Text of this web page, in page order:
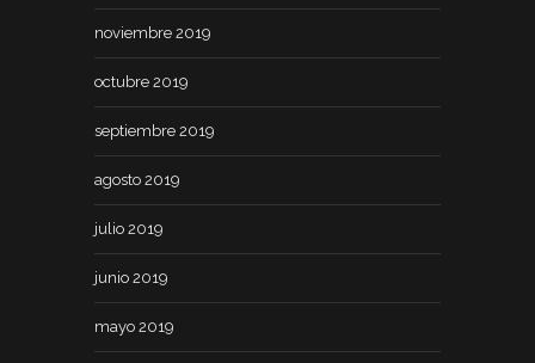
noviembre 2019
octubre 2019
septiembre 2019
agosto 2019
julio 2019
junio 2019
mayo 2019